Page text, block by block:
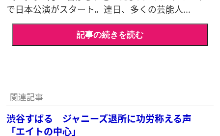
で日本公演がスタート。連日、多くの芸能人...
記事の続きを読む
関連記事
渋谷すばる ジャニーズ退所に功労称える声
「エイトの中心」